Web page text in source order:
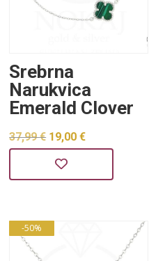
Srebrna
Narukvica
Emerald Clover
37,99€ Izvorna
cijena
bila
37,99 €.
19,00€
je:
-50%